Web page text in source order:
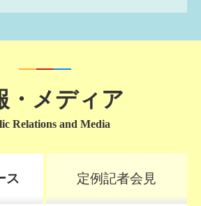
・メディア
Relations and Media
ス 定例記者会見